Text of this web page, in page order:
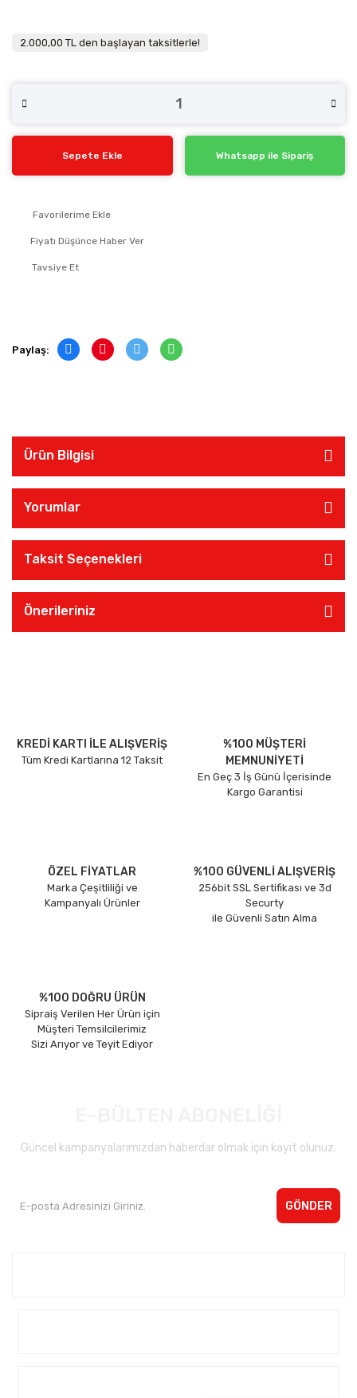
2.000,00 TL den başlayan taksitlerle!
Sepete Ekle Whatsapp ile Sipariş
Fiyatı Düşünce Haber Ver
Tavsiye Et
Paylaş:
Ürün Bilgisi
Yorumlar
Taksit Seçenekleri
Önerileriniz
KREDİ KARTI İLE ALIŞVERİŞ
Tüm Kredi Kartlarına 12 Taksit
%100 MÜŞTERİ
MEMNUNİYETİ
En Geç 3 İş Günü İçerisinde
Kargo Garantisi
ÖZEL FİYATLAR
Marka Çeşitliliği ve
Kampanyalı Ürünler
%100 GÜVENLİ ALIŞVERİŞ
256bit SSL Sertifikası ve 3d
Securty
ile Güvenli Satın Alma
%100 DOĞRU ÜRÜN
Sipraiş Verilen Her Ürün için
Müşteri Temsilcilerimiz
Sizi Arıyor ve Teyit Ediyor
Güncel kampanyalarımızdan haberdar olmak için kayıt olunuz.
GÖNDER